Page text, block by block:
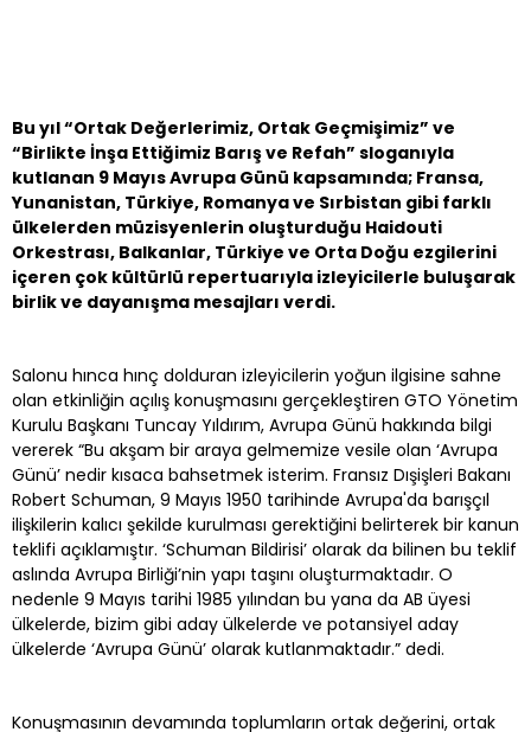
Bu yıl “Ortak Değerlerimiz, Ortak Geçmişimiz” ve
“Birlikte İnşa Ettiğimiz Barış ve Refah” sloganıyla
kutlanan 9 Mayıs Avrupa Günü kapsamında; Fransa,
Yunanistan, Türkiye, Romanya ve Sırbistan gibi farklı
ülkelerden müzisyenlerin oluşturduğu Haidouti
Orkestrası, Balkanlar, Türkiye ve Orta Doğu ezgilerini
içeren çok kültürlü repertuarıyla izleyicilerle buluşarak
birlik ve dayanışma mesajları verdi.
Salonu hınca hınç dolduran izleyicilerin yoğun ilgisine sahne
olan etkinliğin açılış konuşmasını gerçekleştiren GTO Yönetim
Kurulu Başkanı Tuncay Yıldırım, Avrupa Günü hakkında bilgi
vererek “Bu akşam bir araya gelmemize vesile olan ‘Avrupa
Günü’ nedir kısaca bahsetmek isterim. Fransız Dışişleri Bakanı
Robert Schuman, 9 Mayıs 1950 tarihinde Avrupa'da barışçıl
ilişkilerin kalıcı şekilde kurulması gerektiğini belirterek bir kanun
teklifi açıklamıştır. ‘Schuman Bildirisi’ olarak da bilinen bu teklif
aslında Avrupa Birliği’nin yapı taşını oluşturmaktadır. O
nedenle 9 Mayıs tarihi 1985 yılından bu yana da AB üyesi
ülkelerde, bizim gibi aday ülkelerde ve potansiyel aday
ülkelerde ‘Avrupa Günü’ olarak kutlanmaktadır.” dedi.
Konuşmasının devamında toplumların ortak değerini, ortak